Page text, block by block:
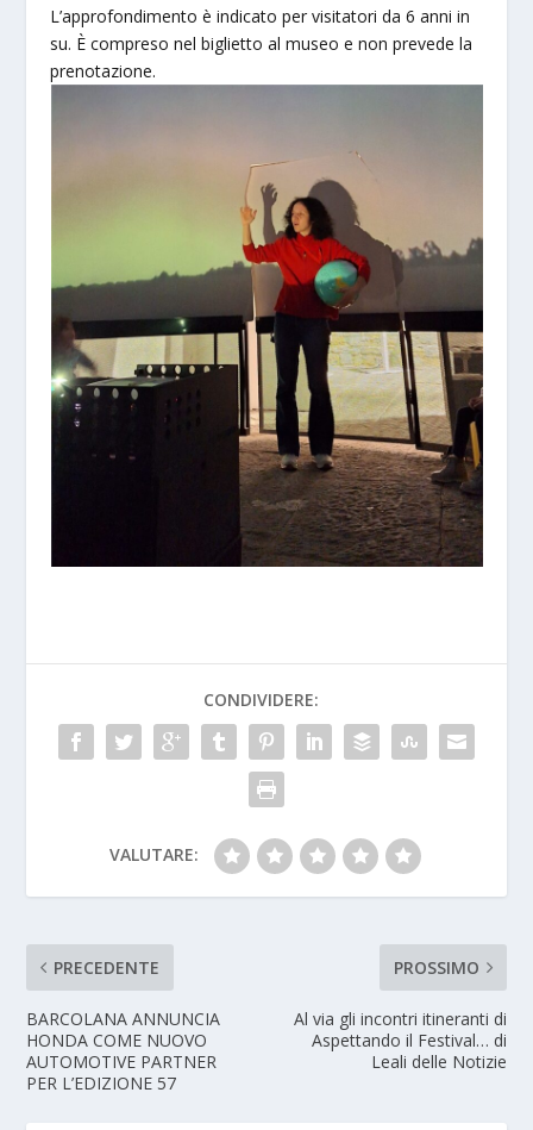
L’approfondimento è indicato per visitatori da 6 anni in
su. È compreso nel biglietto al museo e non prevede la
prenotazione.
CONDIVIDERE:
VALUTARE:
PRECEDENTE
BARCOLANA ANNUNCIA
HONDA COME NUOVO
AUTOMOTIVE PARTNER
PER L’EDIZIONE 57
PROSSIMO
Al via gli incontri itineranti di
Aspettando il Festival… di
Leali delle Notizie